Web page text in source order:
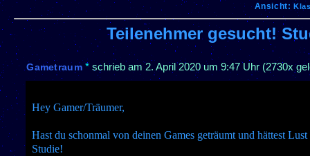
Ansicht:
Teilenehmer gesucht!
Gametraum* schrieb am2. April 2020 um 9:47 Uhr(2730x
Hey Gamer/Träumer,
Hast du schonmal von deinen Games geträumt und hättest
Studie!